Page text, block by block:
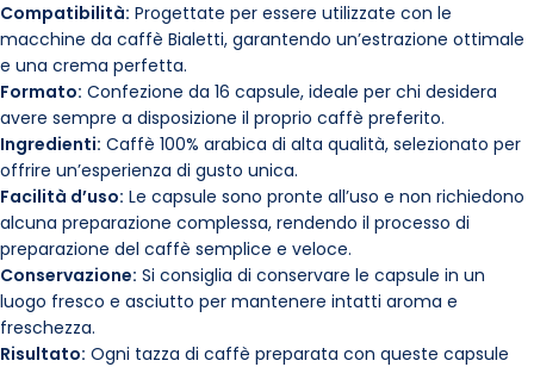
Compatibilità: Progettate per essere utilizzate con le
macchine da caffè Bialetti, garantendo un’estrazione ottimale
e una crema perfetta.
Formato: Confezione da 16 capsule, ideale per chi desidera
avere sempre a disposizione il proprio caffè preferito.
Ingredienti: Caffè 100% arabica di alta qualità, selezionato per
offrire un’esperienza di gusto unica.
Facilità d’uso: Le capsule sono pronte all’uso e non richiedono
alcuna preparazione complessa, rendendo il processo di
preparazione del caffè semplice e veloce.
Conservazione: Si consiglia di conservare le capsule in un
luogo fresco e asciutto per mantenere intatti aroma e
freschezza.
Risultato: Ogni tazza di caffè preparata con queste capsule